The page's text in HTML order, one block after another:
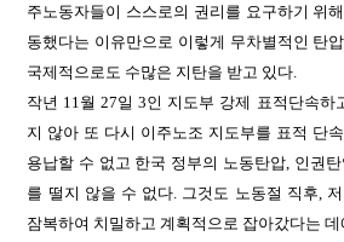
주노동자들이 스스로의 권리를 요구하기 위
동했다는 이유만으로 이렇게 무차별적인 탄
국제적으로도 수많은 지탄을 받고 있다.
작년 11월 27일 3인 지도부 강제 표적단속하
지 않아 또 다시 이주노조 지도부를 표적 단
용납할 수 없고 한국 정부의 노동탄압, 인권
를 떨지 않을 수 없다. 그것도 노동절 직후,
잠복하여 치밀하고 계획적으로 잡아갔다는 데